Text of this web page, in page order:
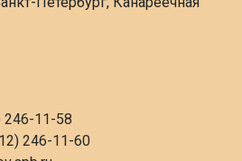
246-11-58
246-11-60